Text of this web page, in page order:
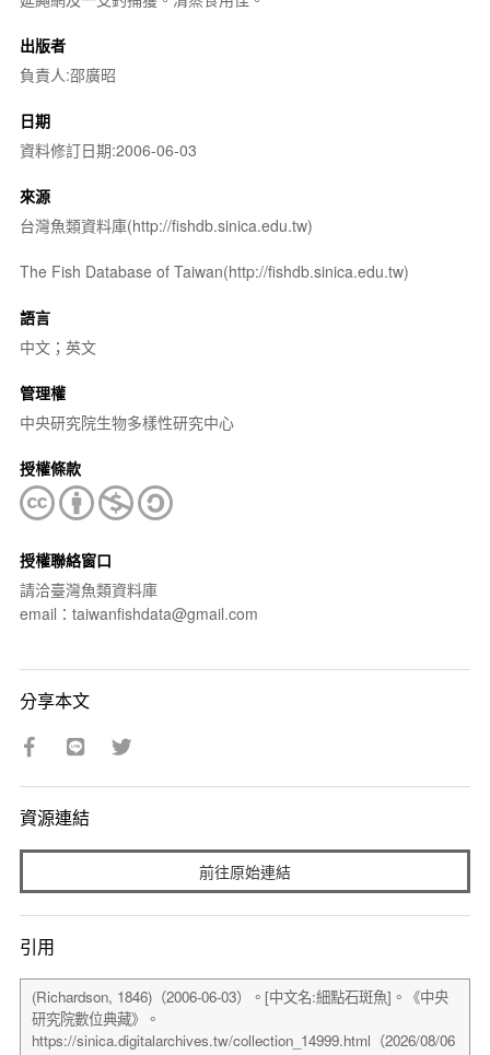
出版者
負責人:邵廣昭
日期
資料修訂日期:2006-06-03
來源
台灣魚類資料庫(http://fishdb.sinica.edu.tw)
The Fish Database of Taiwan(http://fishdb.sinica.edu.tw)
語言
中文；英文
管理權
中央研究院生物多樣性研究中心
授權條款
授權聯絡窗口
請洽臺灣魚類資料庫
email：taiwanfishdata@gmail.com
分享本文
資源連結
前往原始連結
引用